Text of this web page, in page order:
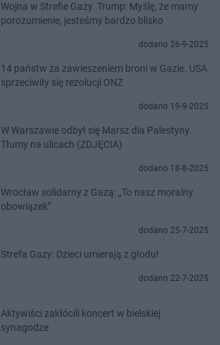
Wojna w Strefie Gazy. Trump: Myślę, że mamy
porozumienie, jesteśmy bardzo blisko
dodano 26-9-2025
14 państw za zawieszeniem broni w Gazie. USA
sprzeciwiły się rezolucji ONZ
dodano 19-9-2025
W Warszawie odbył się Marsz dla Palestyny.
Tłumy na ulicach (ZDJĘCIA)
dodano 18-8-2025
Wrocław solidarny z Gazą: „To nasz moralny
obowiązek”
dodano 25-7-2025
Strefa Gazy: Dzieci umierają z głodu!
dodano 22-7-2025
Aktywiści zakłócili koncert w bielskiej
synagodze